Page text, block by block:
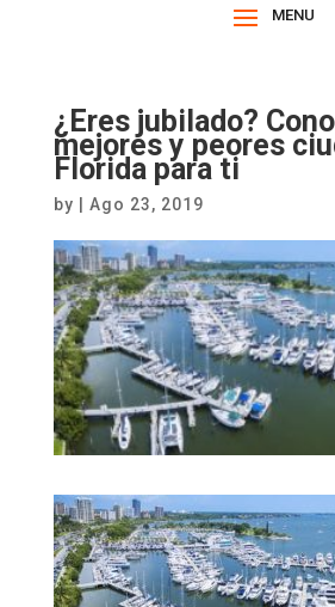
MENU
¿Eres jubilado?
mejores y peores
Florida para ti
by Ago 23, 2019